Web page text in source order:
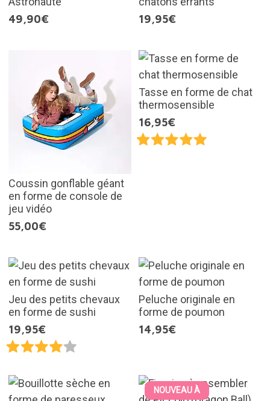
49,90€
19,95€
Coussin gonflable géant
en forme de console de
jeu vidéo
55,00€
Tasse en forme de chat
thermosensible
16,95€
Jeu des petits chevaux
en forme de sushi
19,95€
Peluche originale en
forme de poumon
14,95€
NOUVEAU À